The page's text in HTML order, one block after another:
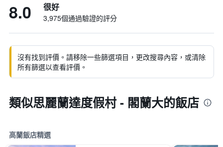
8.0 很好
3,975個通過驗證的評分
沒有找到評價。請移除一些篩選項目，更改搜尋內容，或清除
所有篩選以查看評價。
類似思麗蘭達度假村 - 閣蘭大的飯店
高蘭飯店精選